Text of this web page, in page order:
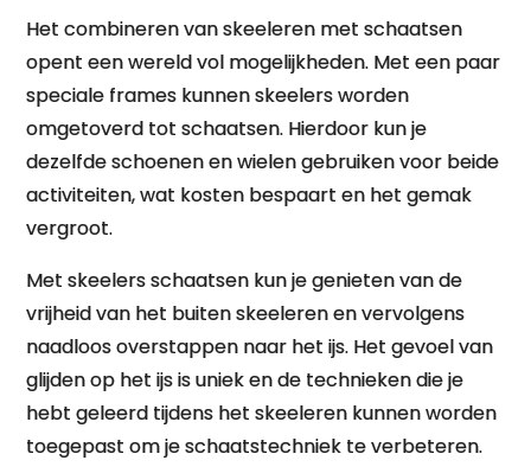
Het combineren van skeeleren met schaatsen
opent een wereld vol mogelijkheden. Met een paar
speciale frames kunnen skeelers worden
omgetoverd tot schaatsen. Hierdoor kun je
dezelfde schoenen en wielen gebruiken voor beide
activiteiten, wat kosten bespaart en het gemak
vergroot.
Met skeelers schaatsen kun je genieten van de
vrijheid van het buiten skeeleren en vervolgens
naadloos overstappen naar het ijs. Het gevoel van
glijden op het ijs is uniek en de technieken die je
hebt geleerd tijdens het skeeleren kunnen worden
toegepast om je schaatstechniek te verbeteren.